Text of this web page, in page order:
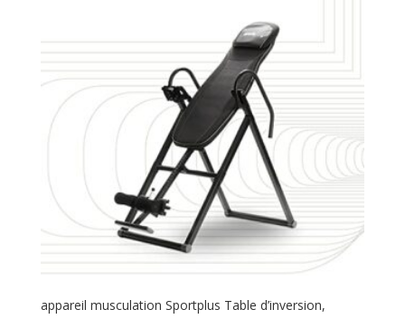
appareil musculation Sportplus Table d’inversion,